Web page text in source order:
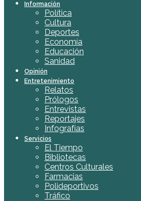
Información
Política
Cultura
Deportes
Economía
Educación
Sanidad
Opinión
Entretenimiento
Relatos
Prólogos
Entrevistas
Reportajes
Infografías
Servicios
El Tiempo
Bibliotecas
Centros Culturales
Farmacias
Polideportivos
Tráfico